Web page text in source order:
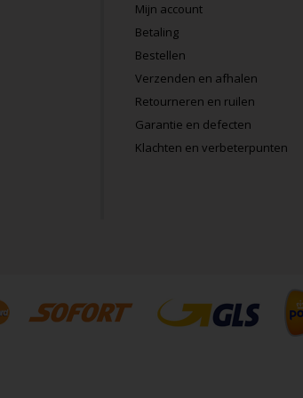
Mijn account
Betaling
Bestellen
Verzenden en afhalen
Retourneren en ruilen
Garantie en defecten
Klachten en verbeterpunten